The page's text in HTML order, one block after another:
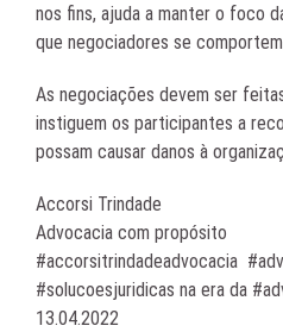
nos fins, ajuda a manter o foco
que negociadores se
As negociações devem ser
instiguem os participantes a
possam causar danos à
Accorsi Trindade
Advocacia com propósito
#accorsitrindadeadvocacia
#solucoesjuridicas na era da
13.04.2022